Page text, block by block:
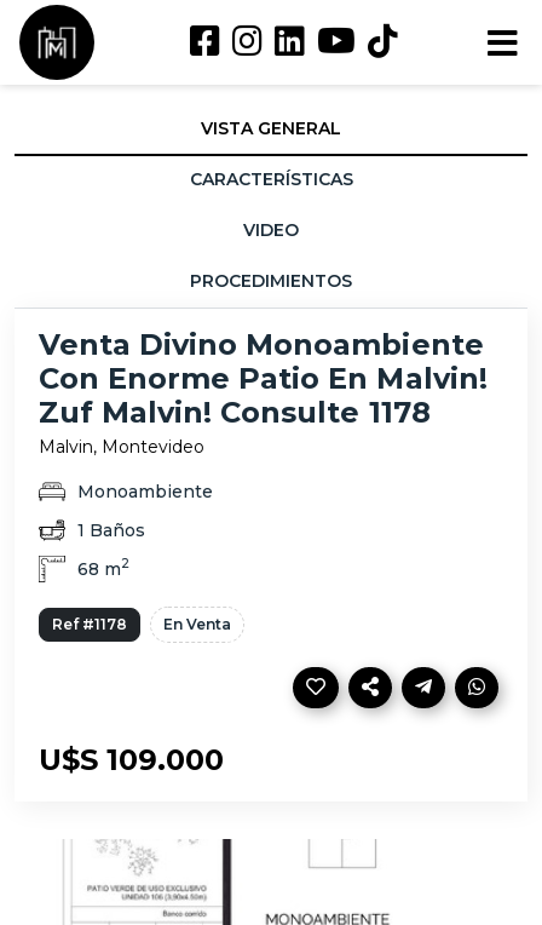
VISTA GENERAL
CARACTERÍSTICAS
VIDEO
PROCEDIMIENTOS
Venta Divino Monoambiente
Con Enorme Patio En Malvin!
Zuf Malvin! Consulte 1178
Malvi­n, Montevideo
Monoambiente
1 Baños
68 m2
Ref #1178 En Venta
U$S 109.000